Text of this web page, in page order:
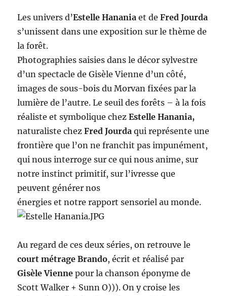
Les univers d’Estelle Hanania et deFred Jourda
s’unissent dans une exposition sur le thème de
la forêt.
Photographies saisies dans le décor sylvestre
d’un spectacle de Gisèle Vienne d’un côté,
images de sous-bois du Morvan fixées par la
lumière de l’autre. Le seuil des forêts – à la fois
réaliste et symbolique chezEstelle Hanania,
naturaliste chezFred Jourda qui représente une
frontière que l’on ne franchit pas impunément,
qui nous interroge sur ce qui nous anime, sur
notre instinct primitif, sur l’ivresse que
peuvent générer nos
énergies et notre rapport sensoriel au monde.
Au regard de ces deux séries, on retrouve le
court métrage Brando, écrit et réalisé par
Gisèle Vienne pour la chanson éponyme de
Scott Walker + Sunn O))). On y croise les